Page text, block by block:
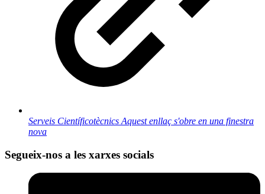
Serveis Científicotècnics Aquest enllaç s'obre en una finestra
nova
Segueix-nos a les xarxes socials